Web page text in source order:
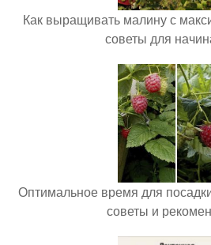
Как выращивать малину с
советы для
Оптимальное время для
советы и